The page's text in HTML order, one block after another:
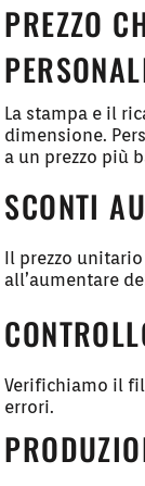
PREZZO
La stampa e il
dimensione.
a un prezzo più
SCONTI
Il prezzo
all’aumentare
Verifichiamo il
errori.